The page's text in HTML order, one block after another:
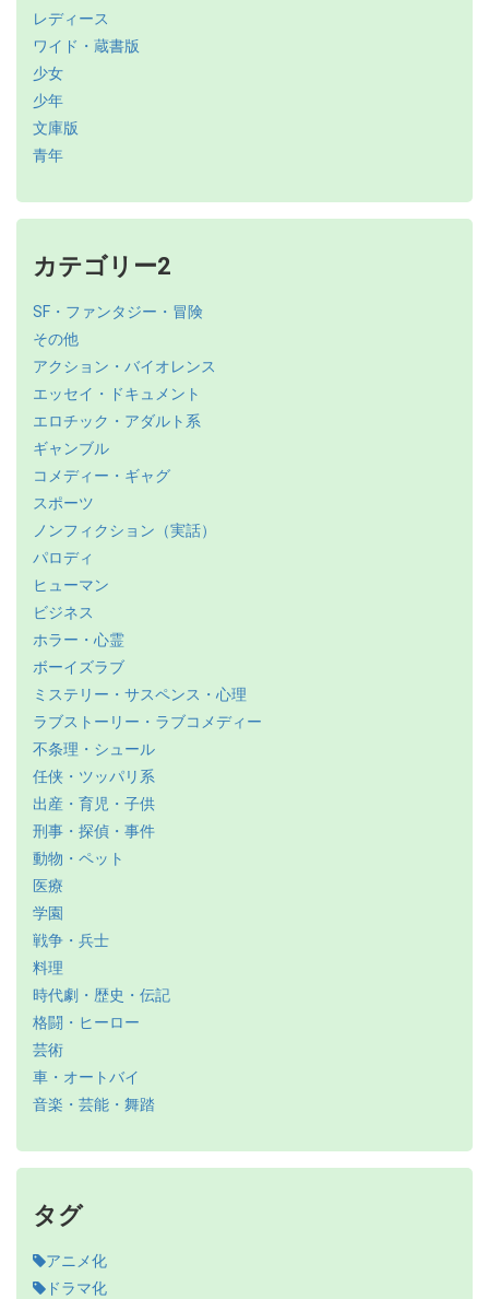
レディース
ワイド・蔵書版
少女
少年
文庫版
青年
カテゴリー2
SF・ファンタジー・冒険
その他
アクション・バイオレンス
エッセイ・ドキュメント
エロチック・アダルト系
ギャンブル
コメディー・ギャグ
スポーツ
ノンフィクション（実話）
パロディ
ヒューマン
ビジネス
ホラー・心霊
ボーイズラブ
ミステリー・サスペンス・心理
ラブストーリー・ラブコメディー
不条理・シュール
任侠・ツッパリ系
出産・育児・子供
刑事・探偵・事件
動物・ペット
医療
学園
戦争・兵士
料理
時代劇・歴史・伝記
格闘・ヒーロー
芸術
車・オートバイ
音楽・芸能・舞踏
タグ
アニメ化
ドラマ化